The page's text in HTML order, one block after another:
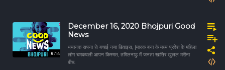
5:14
December 16, 2020 Bhojpuri Good
News
भयानक सपना से बचाई नया डिवाइस, |मास्क बना के मध्य प्रदेश के महिला
लोग चमकवली आपन किस्मत, तमिलनाडु में जनता खातिर खुलल मरीना
बीच.